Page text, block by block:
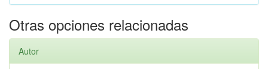
Otras opciones relacionadas
Autor